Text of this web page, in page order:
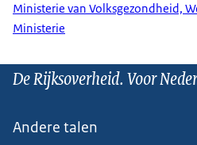
Ministerie van Volksgezondheid,
Ministerie
De Rijksoverheid. Voor
Andere talen